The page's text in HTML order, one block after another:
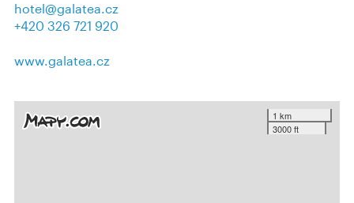
hotel@galatea.cz
+420 326 721 920
www.galatea.cz
1 km
3000 ft